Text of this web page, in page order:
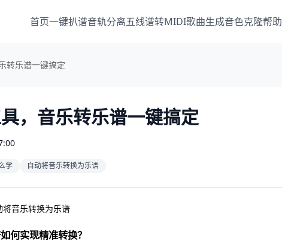
首页一键扒谱音轨分离五线谱转MIDI歌曲生成音色克隆帮助
转乐谱一键搞定
，音乐转乐谱一键搞定
学 自动将音乐转换为乐谱
何实现精准转换？